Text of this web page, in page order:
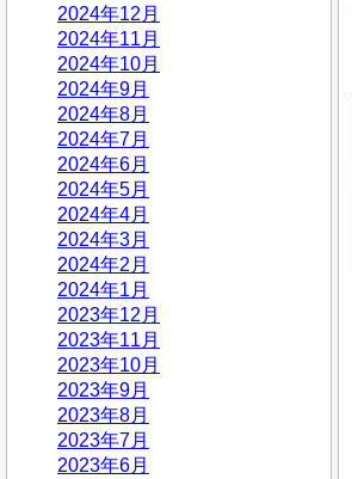
2024年12月
2024年11月
2024年10月
2024年9月
2024年8月
2024年7月
2024年6月
2024年5月
2024年4月
2024年3月
2024年2月
2024年1月
2023年12月
2023年11月
2023年10月
2023年9月
2023年8月
2023年7月
2023年6月